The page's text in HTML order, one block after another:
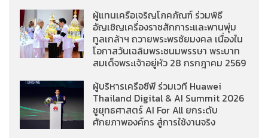
ผู้แทนเครือเจริญโภคภัณฑ์ ร่วมพิธี
อัญเชิญเครื่องราชสักการะและพานพุ่ม
ทูลเกล้าฯ ถวายพระพรชัยมงคล เนื่องใน
โอกาสวันเฉลิมพระชนมพรรษา พระบาท
สมเด็จพระเจ้าอยู่หัว 28 กรกฎาคม 2569
ผู้บริหารเครือซีพี ร่วมเวที Huawei
Thailand Digital & AI Summit 2026
ชูยุทธศาสตร์ AI For All ยกระดับ
ศักยภาพองค์กร สู่การใช้งานจริง